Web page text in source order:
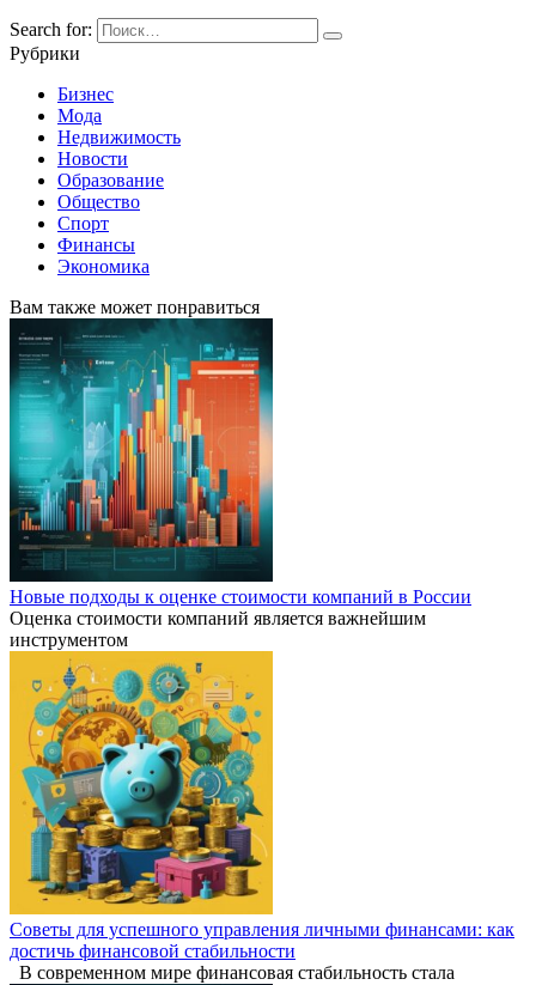
Search for:
Рубрики
Бизнес
Мода
Недвижимость
Новости
Образование
Общество
Спорт
Финансы
Экономика
Вам также может понравиться
Новые подходы к оценке стоимости компаний в России
Оценка стоимости компаний является важнейшим
инструментом
Советы для успешного управления личными финансами: как
достичь финансовой стабильности
В современном мире финансовая стабильность стала